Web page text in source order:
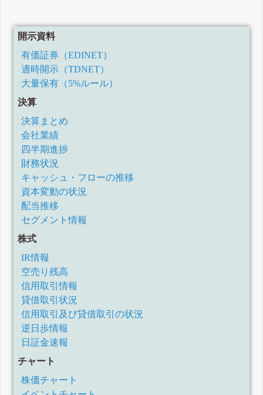
開示資料
有価証券（EDINET）
適時開示（TDNET）
大量保有（5%ルール）
決算
決算まとめ
会社業績
四半期進捗
財務状況
キャッシュ・フローの推移
資本変動の状況
配当推移
セグメント情報
株式
IR情報
空売り残高
信用取引情報
貸借取引状況
信用取引及び貸借取引の状況
逆日歩情報
日証金速報
チャート
株価チャート